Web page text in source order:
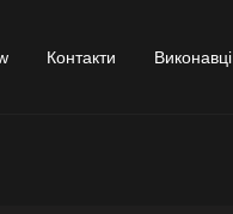
Контакти Виконавці